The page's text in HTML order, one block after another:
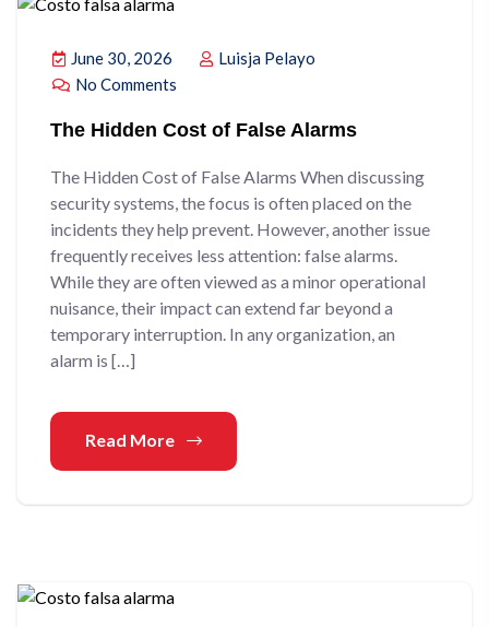
June 30, 2026
Luisja Pelayo
No Comments
The Hidden Cost of False Alarms
The Hidden Cost of False Alarms When discussing
security systems, the focus is often placed on the
incidents they help prevent. However, another issue
frequently receives less attention: false alarms.
While they are often viewed as a minor operational
nuisance, their impact can extend far beyond a
temporary interruption. In any organization, an
alarm is […]
Read More